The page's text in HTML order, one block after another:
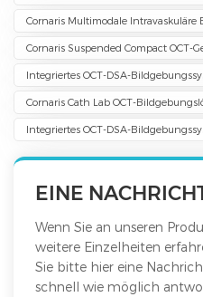
Cornaris Multimodale Intravaskuläre
Cornaris Suspended Compact OCT-
Integriertes OCT-DSA-
Cornaris Cath Lab OCT-
Integriertes OCT-DSA-
EINE
Wenn Sie an unseren
weitere Einzelheiten
Sie bitte hier eine
schnell wie möglich